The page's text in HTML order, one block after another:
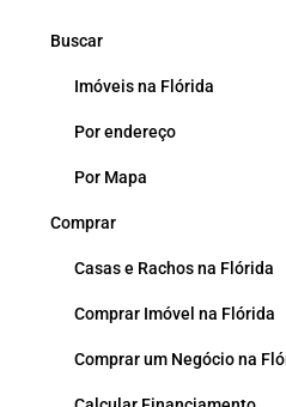
Buscar
Imóveis na Flórida
Por endereço
Por Mapa
Comprar
Casas e Rachos na Flórida
Comprar Imóvel na Flórida
Comprar um Negócio na